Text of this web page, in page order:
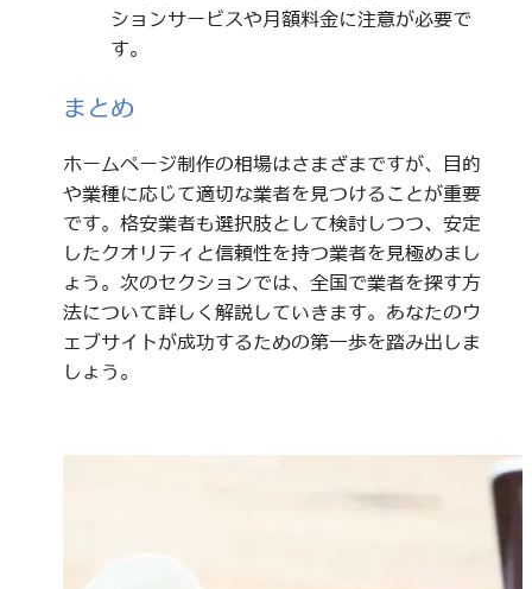
ションサービスや月額料金に注意が必要で
す。
まとめ
ホームページ制作の相場はさまざまですが、目的
や業種に応じて適切な業者を見つけることが重要
です。格安業者も選択肢として検討しつつ、安定
したクオリティと信頼性を持つ業者を見極めまし
ょう。次のセクションでは、全国で業者を探す方
法について詳しく解説していきます。あなたのウ
ェブサイトが成功するための第一歩を踏み出しま
しょう。